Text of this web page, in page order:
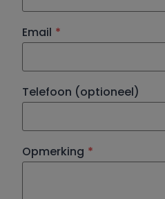
Email *
Telefoon (optioneel)
Opmerking *